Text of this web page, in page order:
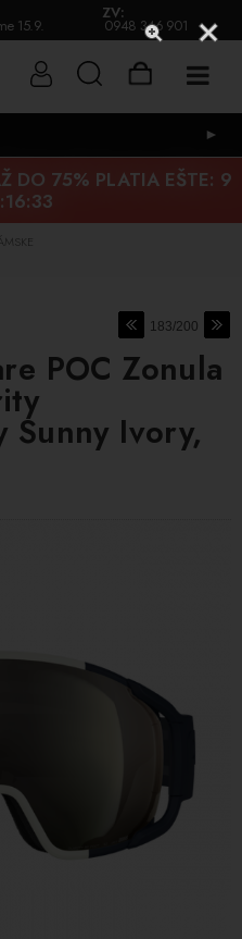
15.9.
ZV:
0948 346 901
►
DO 75% PLATIA EŠTE: 9
183/200
POC Zonula
Sunny Ivory,